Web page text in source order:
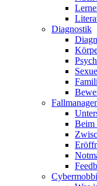
Diagnostik
Beim